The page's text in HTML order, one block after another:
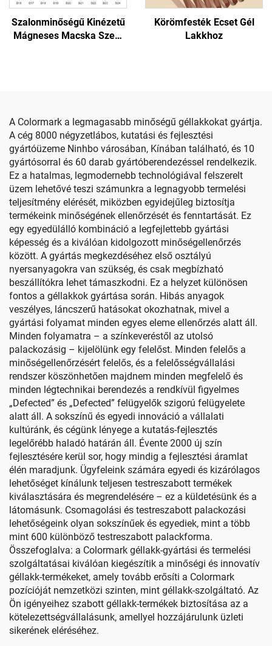
Szalonminőségű Kinézetű
Mágneses Macska Szem
Körömfesték Ecset Gél
Lakkhoz
A Colormark a legmagasabb minőségű géllakkokat gyártja.
A cég 8000 négyzetlábos, kutatási és fejlesztési
gyártóüzeme Ninhbo városában, Kínában található, és 10
gyártósorral és 60 darab gyártóberendezéssel rendelkezik.
Ez a hatalmas, legmodernebb technológiával felszerelt
üzem lehetővé teszi számunkra a legnagyobb termelési
teljesítmény elérését, miközben egyidejűleg biztosítja
termékeink minőségének ellenőrzését és fenntartását. Ez
egy egyedülálló kombináció a legfejlettebb gyártási
képesség és a kiválóan kidolgozott minőségellenőrzés
között. A gyártás megkezdéséhez első osztályú
nyersanyagokra van szükség, és csak megbízható
beszállítókra lehet támaszkodni. Ez a helyzet különösen
fontos a géllakkok gyártása során. Hibás anyagok
veszélyes, láncszerű hatásokat okozhatnak, mivel a
gyártási folyamat minden egyes eleme ellenőrzés alatt áll.
Minden folyamatra – a színkeveréstől az utolsó
palackozásig – kijelölünk egy felelőst. Minden felelős a
minőségellenőrzésért felelős, és a felelősségvállalási
rendszer köszönhetően majdnem minden megfelelő és
minden légtechnikai berendezés a rendkívül figyelmes
„Defected” és „Defected” felügyelők szigorú felügyelete
alatt áll. A sokszínű és egyedi innováció a vállalati
kultúránk, és cégünk lényege a kutatás-fejlesztés
legelőrébb haladó határán áll. Évente 2000 új szín
fejlesztésére kerül sor, hogy mindig a fejlesztési áramlat
élén maradjunk. Ügyfeleink számára egyedi és kizárólagos
lehetőséget kínálunk teljesen testreszabott termékek
kiválasztására és megrendelésére – ez a küldetésünk és a
látomásunk. Csomagolási és testreszabott palackozási
lehetőségeink olyan sokszínűek és egyediek, mint a több
mint 600 különböző testreszabott palackforma.
Összefoglalva: a Colormark géllakk-gyártási és termelési
szolgáltatásai kiválóan kiegészítik a minőségi és innovatív
géllakk-termékeket, amely tovább erősíti a Colormark
pozícióját nemzetközi szinten, mint géllakk-szolgáltató. Az
Ön igényeihez szabott géllakk-termékek biztosítása az a
kötelezettségvállalásunk, amellyel hozzájárulunk üzleti
sikerének eléréséhez.